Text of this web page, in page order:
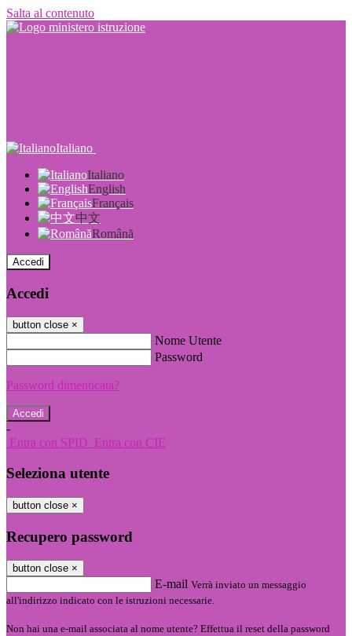
Salta al contenuto
Italiano
Italiano
English
Français
中文
Română
Accedi
Accedi
button close ×
Nome Utente
Password
Password dimenticata?
-
Entra con SPID Entra con CIE
Seleziona utente
button close ×
Recupero password
button close ×
E-mail Verrà inviato un messaggio
all'indirizzo indicato con le istruzioni necessarie.
Non hai una e-mail associata al nome utente? Effettua il reset della password